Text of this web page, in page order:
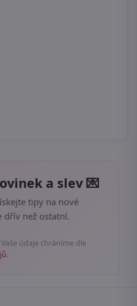
a slev 💌
tipy na nové
dřív než ostatní.
údaje chráníme dle
.